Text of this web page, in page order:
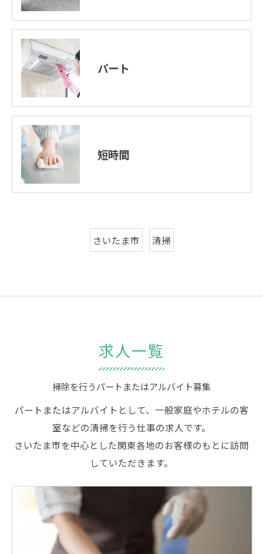
パート
短時間
さいたま市 清掃
掃除を行うパートまたはアルバイト募集
求人一覧
パートまたはアルバイトとして、一般家庭やホテルの客
室などの清掃を行う仕事の求人です。
さいたま市を中心とした関東各地のお客様のもとに訪問
していただきます。